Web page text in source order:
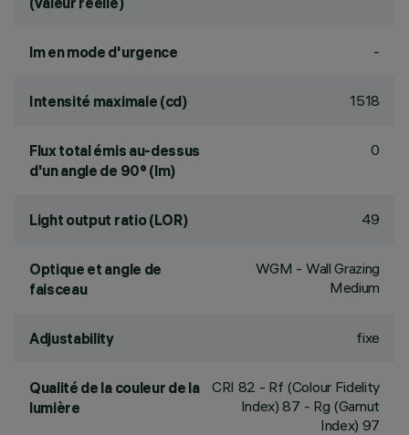
lm en mode d'urgence -
Intensité maximale (cd) 1518
Flux total émis au-dessus
d'un angle de 90° (lm)
0
Light output ratio (LOR) 49
Optique et angle de
faisceau
WGM - Wall Grazing
Medium
Adjustability fixe
Qualité de la couleur de la
lumière
CRI 82 - Rf (Colour Fidelity
Index) 87 - Rg (Gamut
Index) 97